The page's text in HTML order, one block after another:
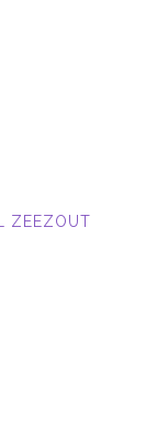
ZEEZOUT